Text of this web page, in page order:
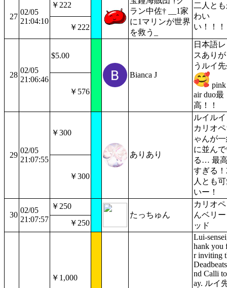
27
02/05
21:04:10
￥222
ラン中佐† __1家
に1マリンが世界
を救う_
二人と
わい
い！！
￥222
28
02/05
21:06:46
$5.00
Bianca J
日本語
スあり
うルイ
pink
air duo最
高！！
￥576
29
02/05
21:07:55
￥300
ありあり
ルイル
カリオ
ゃんが
に並ん
る… 最
すぎる！
人とも
いー！
￥300
30
02/05
21:07:57
￥250
たっちゅん
カリオ
んベリ
ッド
￥250
￥1,000
Lui-
hank you
r inviting
nd Calli
ay. ルイ